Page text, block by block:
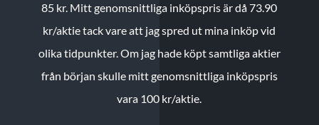
85 kr. Mitt genomsnittliga inköpspris är då 73.90
kr/aktie tack vare att jag spred ut mina inköp vid
olika tidpunkter. Om jag hade köpt samtliga aktier
från början skulle mitt genomsnittliga inköpspris
vara 100 kr/aktie.